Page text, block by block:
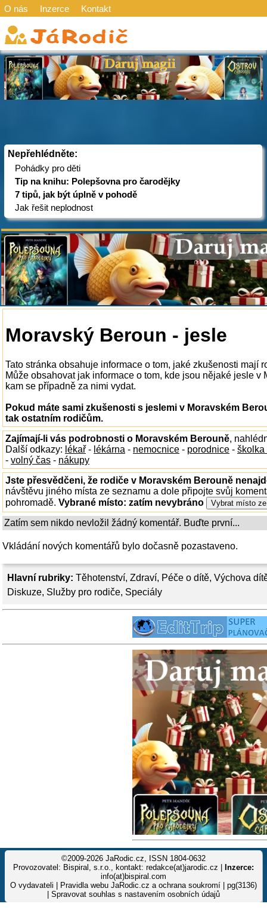
O nás Inzerce Kontakt
Nepřehlédněte:
Pohádky pro děti
Tip na knihu: Polepšovna pro čarodějky
7 tipů, jak být úplně v pohodě
Jak řešit neplodnost
Hlavní rubriky: Těhotenství, Zdraví, Péče o dítě, Výchova
Diskuze, Služby pro rodiče, Speciály
Moravský Beroun - jesle
Tato stránka obsahuje informace o tom, jaké zkušenosti mají
Může obsahovat jak informace o tom, kde jsou nějaké jesle v
kam se případně za nimi vydat.
Pokud máte sami zkušenosti s jeslemi v Moravském
tak ostatním rodičům.
Zajímají-li vás podrobnosti o Moravském Berouně,
Další odkazy: lékař - lékárna - nemocnice - porodnice - školka
- volný čas - nákupy
Jste přesvědčeni, že rodiče v Moravském Berouně
návštěvu jiného místa ze seznamu a dole připojte svůj
pohromadě. Vybrané místo: zatím nevybráno
Zatím sem nikdo nevložil žádný komentář. Buďte první...
Vkládání nových komentářů bylo dočasně pozastaveno.
©2009-2026 JaRodic.cz, ISSN 1804-0632
Provozovatel: Bispiral, s.r.o., kontakt: redakce(at)jarodic.cz |
Inzerce:
info(at)bispiral.com
O vydavateli
Pravidla webu JaRodic.cz a ochrana soukromí | pg(3136)
Spravovat souhlas s nastavením osobních údajů